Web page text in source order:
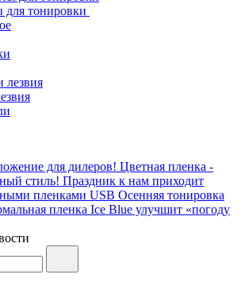
тонировки
для дилеров! Цветная пленка -
стиль! Праздник к нам приходит
пленками USB Осенняя тонировка
пленка Ice Blue улучшит «погоду